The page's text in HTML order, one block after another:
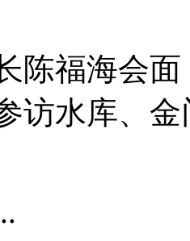
陈福海会
访水库、